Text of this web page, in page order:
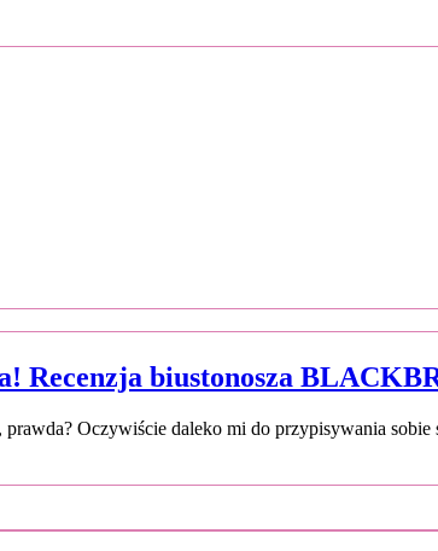
Recenzja biustonosza
Oczywiście daleko mi do przypisywania